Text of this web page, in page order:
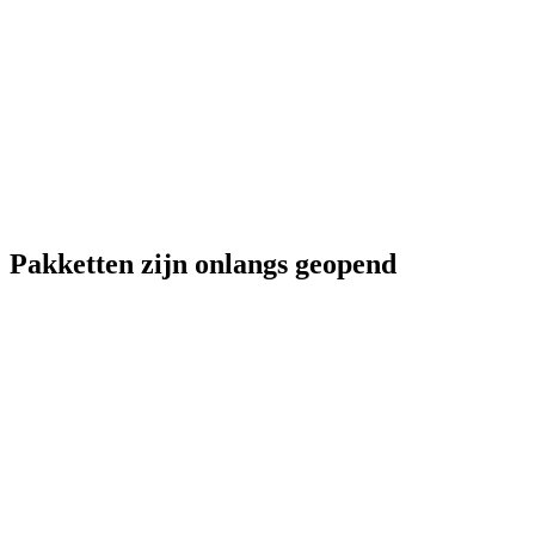
Pakketten zijn onlangs geopend